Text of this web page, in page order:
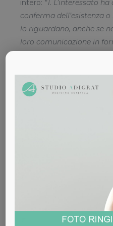
intero: “1. L’interessato
conferma dell’esistenza
lo riguardano, anche se
loro comunicazione in
modalità del
in caso di trattamento
strumenti elettronici; d)
del titolare, dei
designato ai sensi
soggetti o delle
personali possono
venirne a conoscenza in
designato nel territorio
incaricati. 3.
l’aggiornamento, la